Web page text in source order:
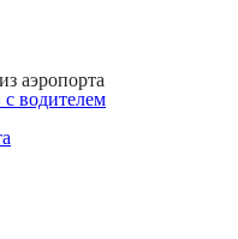
аэропорта
с водителем